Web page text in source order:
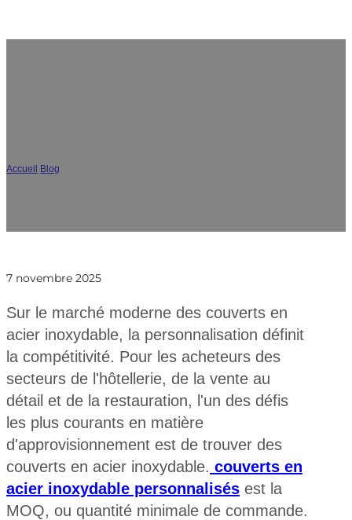
Accueil Blog
7 novembre 2025
Sur le marché moderne des couverts en
acier inoxydable, la personnalisation définit
la compétitivité. Pour les acheteurs des
secteurs de l'hôtellerie, de la vente au
détail et de la restauration, l'un des défis
les plus courants en matière
d'approvisionnement est de trouver des
couverts en acier inoxydable. couverts en
acier inoxydable personnalisés est la
MOQ, ou quantité minimale de commande.